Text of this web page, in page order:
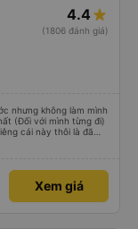
4.4
(1806 đánh giá)
nhưng không làm mình
(Đối với mình từng đi)
cái này thôi là đã
chứ không có
Xem giá